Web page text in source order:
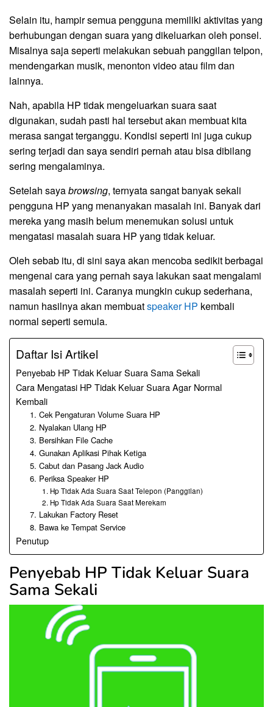
Selain itu, hampir semua pengguna memiliki aktivitas yang
berhubungan dengan suara yang dikeluarkan oleh ponsel.
Misalnya saja seperti melakukan sebuah panggilan telpon,
mendengarkan musik, menonton video atau film dan
lainnya.
Nah, apabila HP tidak mengeluarkan suara saat
digunakan, sudah pasti hal tersebut akan membuat kita
merasa sangat terganggu. Kondisi seperti ini juga cukup
sering terjadi dan saya sendiri pernah atau bisa dibilang
sering mengalaminya.
Setelah sayabrowsing, ternyata sangat banyak sekali
pengguna HP yang menanyakan masalah ini. Banyak dari
mereka yang masih belum menemukan solusi untuk
mengatasi masalah suara HP yang tidak keluar.
Oleh sebab itu, di sini saya akan mencoba sedikit berbagai
mengenai cara yang pernah saya lakukan saat mengalami
masalah seperti ini. Caranya mungkin cukup sederhana,
namun hasilnya akan membuatspeaker HP kembali
normal seperti semula.
Daftar Isi Artikel
Penyebab HP Tidak Keluar Suara Sama Sekali
Cara Mengatasi HP Tidak Keluar Suara Agar Normal
Kembali
1. Cek Pengaturan Volume Suara HP
2. Nyalakan Ulang HP
3. Bersihkan File Cache
4. Gunakan Aplikasi Pihak Ketiga
5. Cabut dan Pasang Jack Audio
6. Periksa Speaker HP
1. Hp Tidak Ada Suara Saat Telepon (Panggilan)
2. Hp Tidak Ada Suara Saat Merekam
7. Lakukan Factory Reset
8. Bawa ke Tempat Service
Penutup
Penyebab HP Tidak Keluar Suara
Sama Sekali